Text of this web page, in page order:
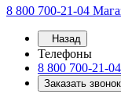
8 800 700-21-04
Назад
Телефоны
8 800 700-21-04
Заказать звонок